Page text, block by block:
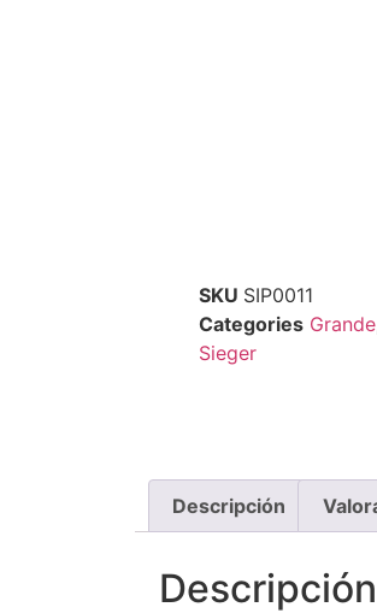
SKU SIP0011
Categories Grande
Sieger
Descripción
Descripción